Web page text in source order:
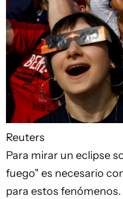
Reuters
Para mirar un eclipse
fuego" es necesario
para estos fenómenos.